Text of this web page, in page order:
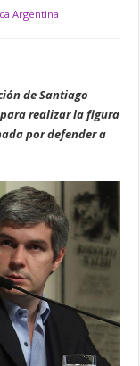
Argentina
de Santiago
realizar la figura
por defender a